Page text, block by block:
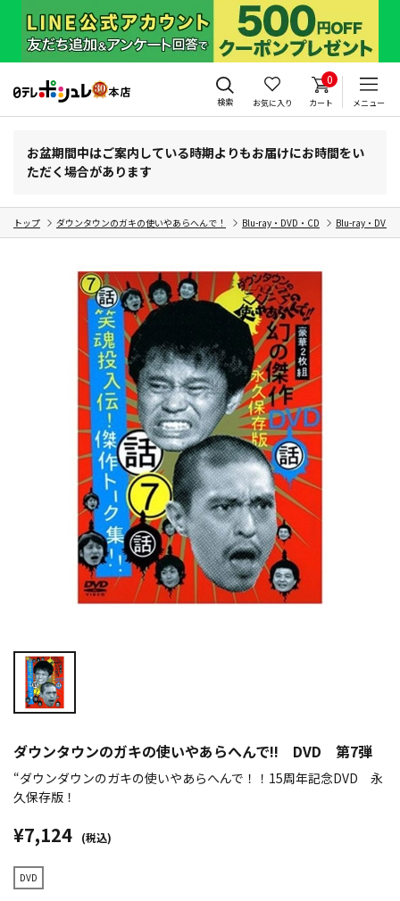
検索 お気に入り
0
カート メニュー
お盆期間中はご案内している時期よりもお届けにお時間をい
ただく場合があります
トップ ダウンタウンのガキの使いやあらへんで！ Blu-ray・DVD・CD Blu-ray・DVD
ダウンタウンのガキの使いやあらへんで!! DVD 第7弾
“ダウンダウンのガキの使いやあらへんで！！15周年記念DVD 永
久保存版！
¥7,124 (税込)
DVD